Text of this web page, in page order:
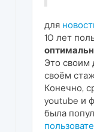
для
10 лет
Это своим
своём
Конечно,
youtube и
была